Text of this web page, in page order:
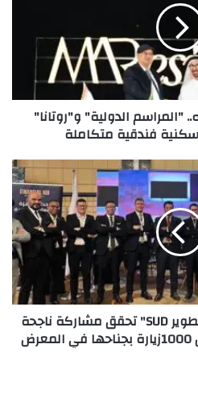
مليار جنيه.. "المراسم الدولية" و"روتانا"
ﻓﻨﺪﻗﻴﺔ متكاملة
بعرض لا يتكرر.."الصفوة للتطوير SUD" تحقق مشاركة ناجحة